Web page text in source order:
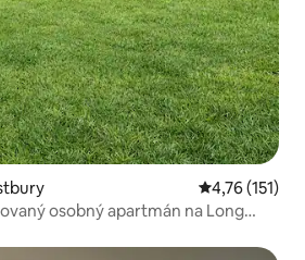
Priemerné
4,76 (151)
osobný apartmán na Long